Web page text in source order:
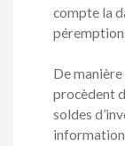
compte la
De
procèdent
soldes